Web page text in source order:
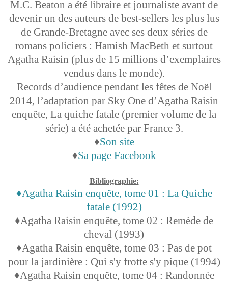
M.C. Beaton a été libraire et journaliste avant de
devenir un des auteurs de best-sellers les plus lus
de Grande-Bretagne avec ses deux séries de
romans policiers : Hamish MacBeth et surtout
Agatha Raisin (plus de 15 millions d’exemplaires
vendus dans le monde).
Records d’audience pendant les fêtes de Noël
2014, l’adaptation par Sky One d’Agatha Raisin
enquête, La quiche fatale (premier volume de la
série) a été achetée par France 3.
♦Son site
♦Sa page Facebook
Bibliographie:
♦Agatha Raisin enquête, tome 01 : La Quiche
fatale (1992)
♦Agatha Raisin enquête, tome 02 : Remède de
cheval (1993)
♦Agatha Raisin enquête, tome 03 : Pas de pot
pour la jardinière : Qui s'y frotte s'y pique (1994)
♦Agatha Raisin enquête, tome 04 : Randonnée